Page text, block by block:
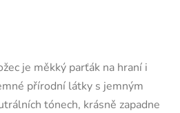
je měkký parťák na hraní i
přírodní látky s jemným
tónech, krásně zapadne